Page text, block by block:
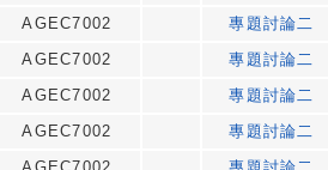
AGEC7002
專題討論二
AGEC7002
專題討論二
AGEC7002
專題討論二
AGEC7002
專題討論二